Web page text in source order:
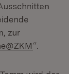
zur
(Öffnet
“.